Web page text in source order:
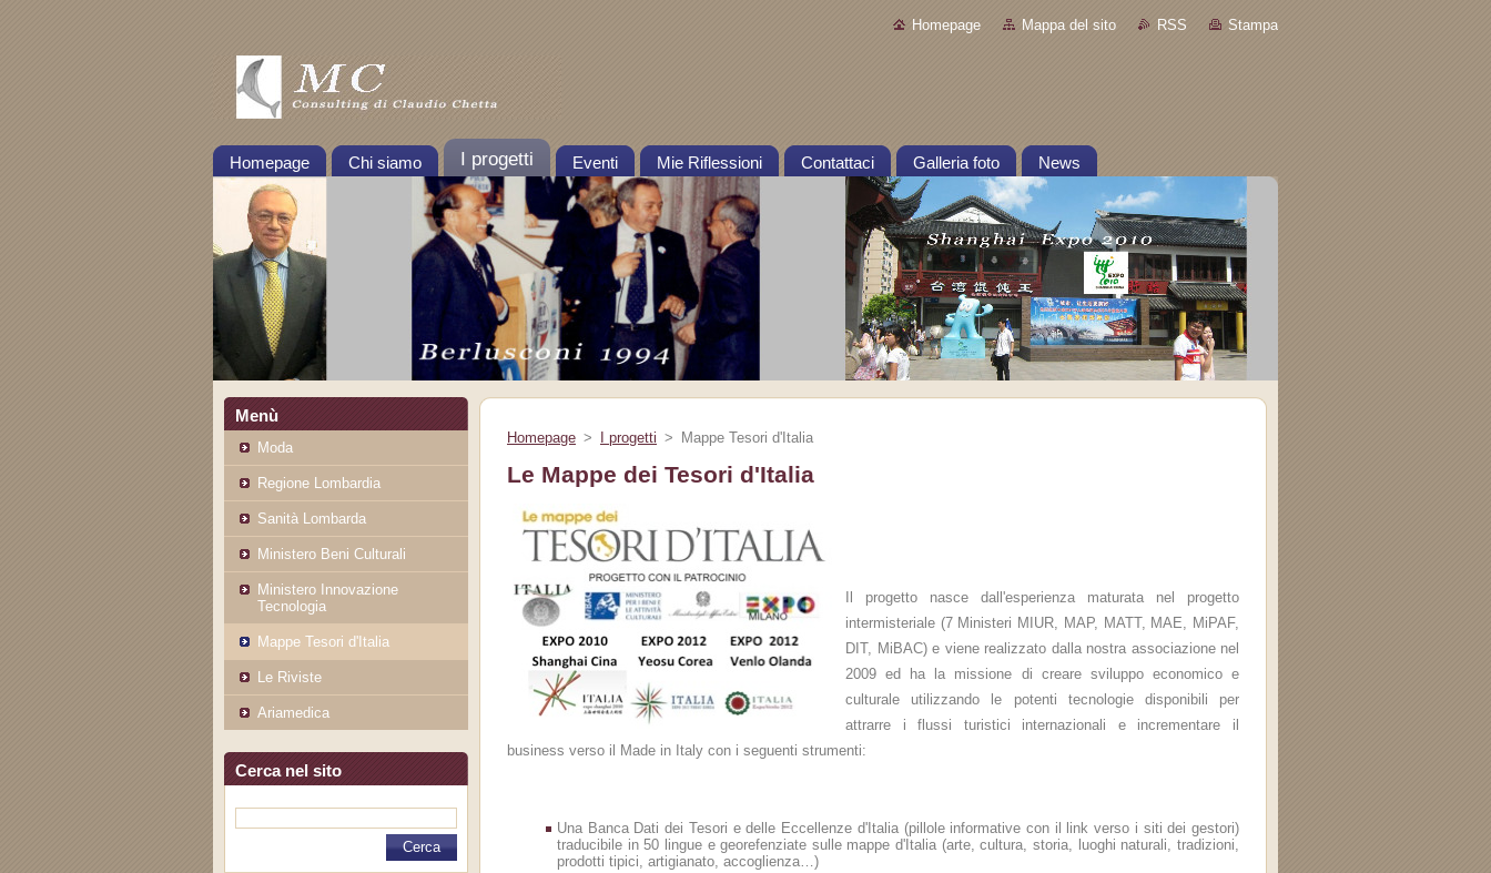
Homepage Mappa del sito RSS Stampa
Homepage Chi siamo I progetti Eventi Mie Riflessioni Contattaci Galleria foto News
Menù
Moda
Regione Lombardia
Sanità Lombarda
Ministero Beni Culturali
Ministero Innovazione
Tecnologia
Mappe Tesori d'Italia
Le Riviste
Ariamedica
Cerca nel sito
Homepage > I progetti > Mappe Tesori d'Italia
Le Mappe dei Tesori d'Italia
Il progetto nasce dall'esperienza maturata nel progetto
intermisteriale (7 Ministeri MIUR, MAP, MATT, MAE, MiPAF,
DIT, MiBAC) e viene realizzato dalla nostra associazione nel
2009 ed ha la missione di creare sviluppo economico e
culturale utilizzando le potenti tecnologie disponibili per
attrarre i flussi turistici internazionali e incrementare il
business verso il Made in Italy con i seguenti strumenti:
Una Banca Dati dei Tesori e delle Eccellenze d'Italia (pillole informative con il link verso i siti dei gestori)
traducibile in 50 lingue e georefenziate sulle mappe d'Italia (arte, cultura, storia, luoghi naturali, tradizioni,
prodotti tipici, artigianato, accoglienza…)